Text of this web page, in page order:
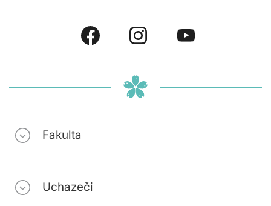
Fakulta
Uchazeči